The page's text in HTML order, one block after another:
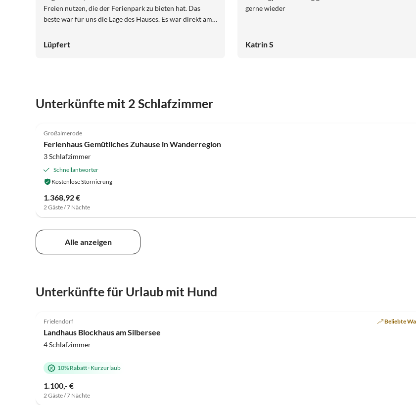
Freien nutzen, die der Ferienpark zu bieten hat. Das
beste war für uns die Lage des Hauses. Es war direkt am
Spielen und quasi kein Verkehr. Die Übergabe verlief
absolut reibungslos und alle waren total nett! Wir
Lüpfert
gerne wieder
Katrin S
Unterkünfte mit 2 Schlafzimmer
Großalmerode
Ferienhaus Gemütliches Zuhause in Wanderregion
3 Schlafzimmer
Schnellantworter
Kostenlose Stornierung
1.368,92 €
2 Gäste / 7 Nächte
Alle anzeigen
Unterkünfte für Urlaub mit Hund
Frielendorf Beliebte
Landhaus Blockhaus am Silbersee
4 Schlafzimmer
10% Rabatt· Kurzurlaub
1.100,- €
2 Gäste / 7 Nächte